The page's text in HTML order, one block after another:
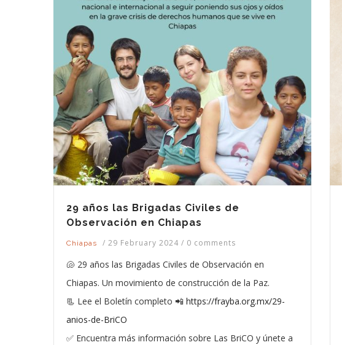
29 años las Brigadas Civiles de
Observación en Chiapas
Chiapas / 29 February 2024 / 0 comments
🐚 29 años las Brigadas Civiles de Observación en
Chiapas. Un movimiento de construcción de la Paz.
📃 Lee el Boletín completo 📲 https://frayba.org.mx/29-
anios-de-BriCO
✅ Encuentra más información sobre Las BriCO y únete a